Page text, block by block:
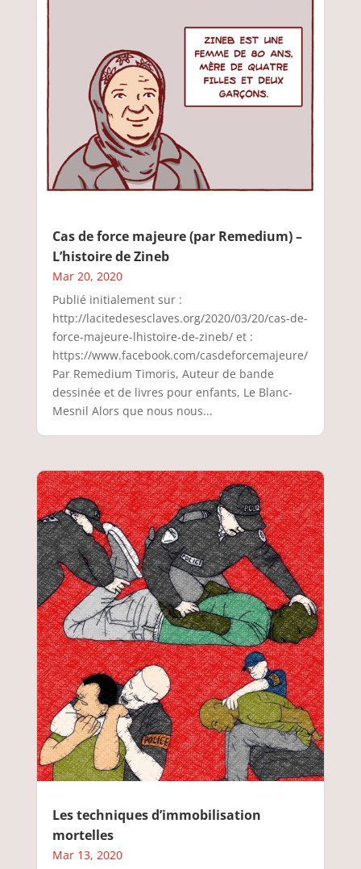
Cas de force majeure (par Remedium) –
L’histoire de Zineb
Mar 20, 2020
Publié initialement sur :
http://lacitedesesclaves.org/2020/03/20/cas-de-
force-majeure-lhistoire-de-zineb/ et :
https://www.facebook.com/casdeforcemajeure/
Par Remedium Timoris, Auteur de bande
dessinée et de livres pour enfants, Le Blanc-
Mesnil Alors que nous nous...
Les techniques d’immobilisation
mortelles
Mar 13, 2020